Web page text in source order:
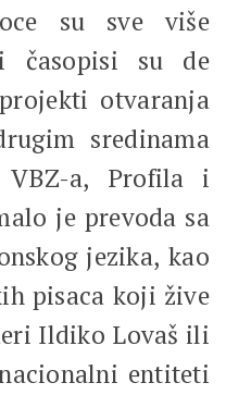
su sve više
časopisi su de
otvaranja
sredinama
VBZ-a, Profila i
je prevoda sa
jezika, kao
pisaca koji žive
Ildiko Lovaš ili
entiteti